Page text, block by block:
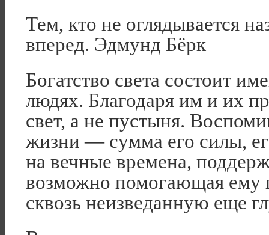
Тем, кто не оглядывается
вперед. Эдмунд Бёрк
Богатство света состоит
людях. Благодаря им и их
свет, а не пустыня.
жизни — сумма его силы,
на вечные времена,
возможно помогающая ему
сквозь неизведанную еще